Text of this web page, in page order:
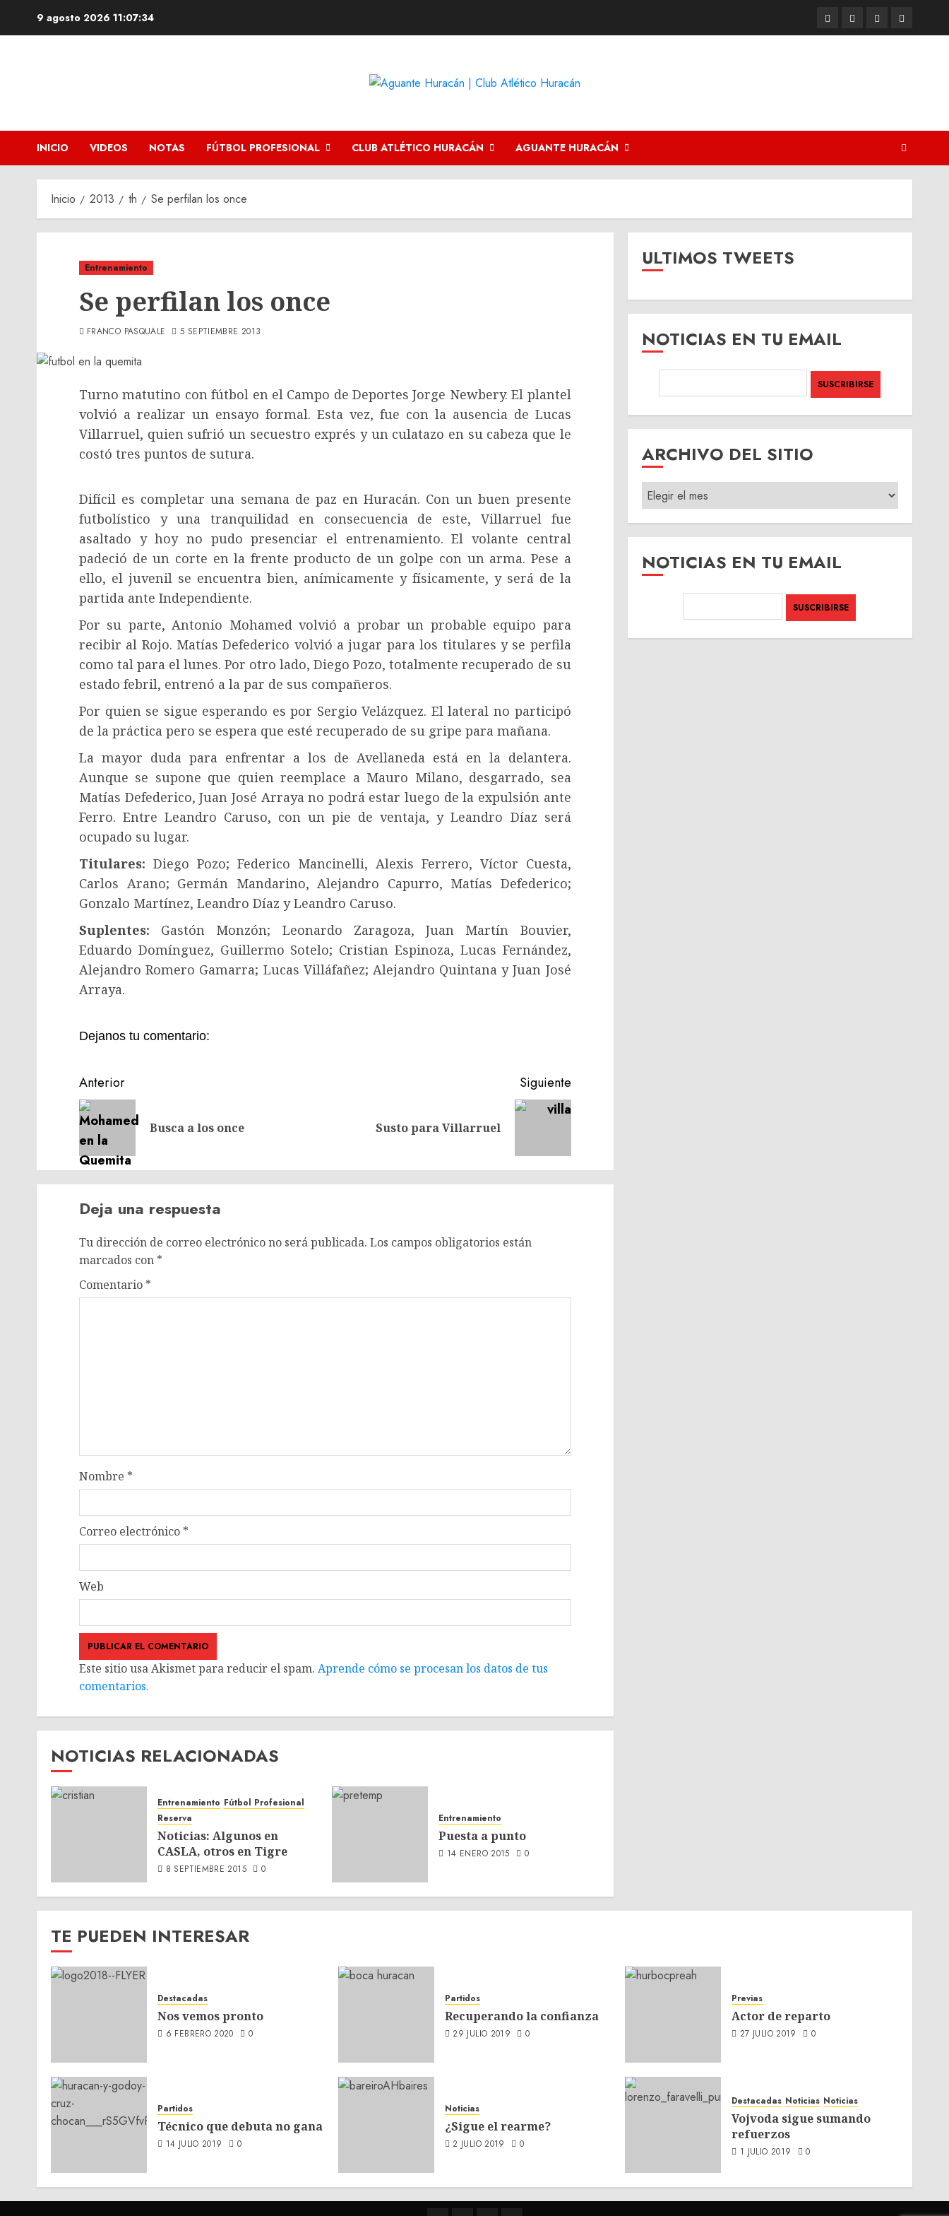
9 agosto 2026 11:07:35 TwitterYoutubeFacebookInstagram
INICIO VIDEOS NOTAS FÚTBOL PROFESIONAL CLUB ATLÉTICO HURACÁN AGUANTE HURACÁN
Inicio 2013 th Se perfilan los once
Entrenamiento
Se perfilan los once
FRANCO PASQUALE 5 SEPTIEMBRE 2013
Turno matutino con fútbol en el Campo de Deportes Jorge Newbery. El plantel
volvió a realizar un ensayo formal. Esta vez, fue con la ausencia de Lucas
Villarruel, quien sufrió un secuestro exprés y un culatazo en su cabeza que le
costó tres puntos de sutura.
Difícil es completar una semana de paz en Huracán. Con un buen presente
futbolístico y una tranquilidad en consecuencia de este, Villarruel fue
asaltado y hoy no pudo presenciar el entrenamiento. El volante central
padeció de un corte en la frente producto de un golpe con un arma. Pese a
ello, el juvenil se encuentra bien, anímicamente y físicamente, y será de la
partida ante Independiente.
Por su parte, Antonio Mohamed volvió a probar un probable equipo para
recibir al Rojo. Matías Defederico volvió a jugar para los titulares y se perfila
como tal para el lunes. Por otro lado, Diego Pozo, totalmente recuperado de su
estado febril, entrenó a la par de sus compañeros.
Por quien se sigue esperando es por Sergio Velázquez. El lateral no participó
de la práctica pero se espera que esté recuperado de su gripe para mañana.
La mayor duda para enfrentar a los de Avellaneda está en la delantera.
Aunque se supone que quien reemplace a Mauro Milano, desgarrado, sea
Matías Defederico, Juan José Arraya no podrá estar luego de la expulsión ante
Ferro. Entre Leandro Caruso, con un pie de ventaja, y Leandro Díaz será
ocupado su lugar.
Titulares: Diego Pozo; Federico Mancinelli, Alexis Ferrero, Víctor Cuesta,
Carlos Arano; Germán Mandarino, Alejandro Capurro, Matías Defederico;
Gonzalo Martínez, Leandro Díaz y Leandro Caruso.
Suplentes: Gastón Monzón; Leonardo Zaragoza, Juan Martín Bouvier,
Eduardo Domínguez, Guillermo Sotelo; Cristian Espinoza, Lucas Fernández,
Alejandro Romero Gamarra; Lucas Villáfañez; Alejandro Quintana y Juan José
Arraya.
Dejanos tu comentario:
Navegación
de
entradas
Anterior
Busca a los once
Siguiente
SiguienteSusto para Villarruel
Deja una respuesta
Tu dirección de correo electrónico no será publicada. Los campos obligatorios están
marcados con *
Comentario *
Nombre *
Correo electrónico *
Web
Este sitio usa Akismet para reducir el spam. Aprende cómo se procesan los datos de tus
comentarios.
NOTICIAS RELACIONADAS
Entrenamiento Fútbol Profesional
Reserva
Noticias: Algunos en
CASLA, otros en Tigre
8 SEPTIEMBRE 2015 0
Entrenamiento
Puesta a punto
14 ENERO 2015 0
ULTIMOS TWEETS
NOTICIAS EN TU EMAIL
ARCHIVO DEL SITIO
ARCHIVO
DEL
SITIO
NOTICIAS EN TU EMAIL
TE PUEDEN INTERESAR
Destacadas
Nos vemos pronto
6 FEBRERO 2020 0
Partidos
Recuperando la confianza
29 JULIO 2019 0
Previas
Actor de reparto
27 JULIO 2019 0
Partidos
Técnico que debuta no gana
14 JULIO 2019 0
Noticias
¿Sigue el rearme?
2 JULIO 2019 0
Destacadas Noticias Noticias
Vojvoda sigue sumando
refuerzos
1 JULIO 2019 0